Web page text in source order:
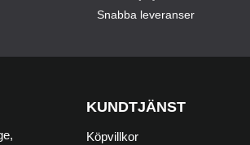
Snabba leveranser
KUNDTJÄNST
Köpvillkor